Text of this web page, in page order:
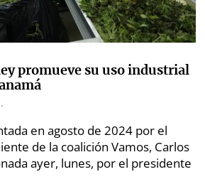
promueve su uso industrial
en agosto de 2024 por el
de la coalición Vamos, Carlos
ayer, lunes, por el presidente